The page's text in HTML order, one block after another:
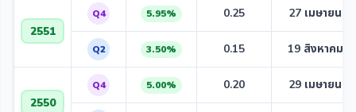
2551
Q4 5.95% 0.25 27 เมษายน
Q2 3.50% 0.15 19 สิงหาคม
2550
Q4 5.00% 0.20 29 เมษายน